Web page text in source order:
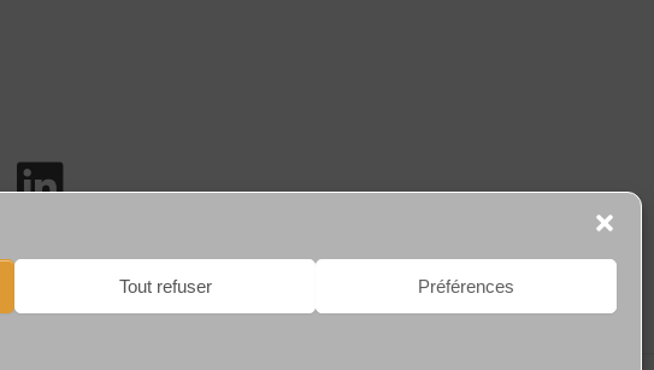
Tout refuser Préférences